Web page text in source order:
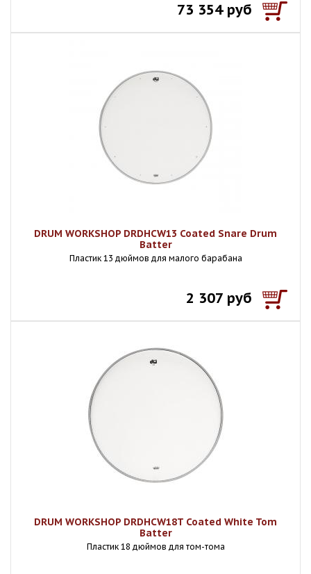
73 354 руб
DRUM WORKSHOP DRDHCW13 Coated Snare Drum
Batter
Пластик 13 дюймов для малого барабана
2 307 руб
DRUM WORKSHOP DRDHCW18T Coated White Tom
Batter
Пластик 18 дюймов для том-тома